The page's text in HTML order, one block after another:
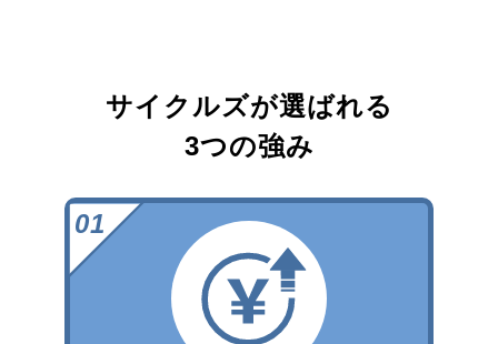
サイクルズが選ばれる
3つの強み